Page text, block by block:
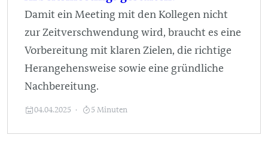
Damit ein Meeting mit den Kollegen nicht
zur Zeitverschwendung wird, braucht es eine
Vorbereitung mit klaren Zielen, die richtige
Herangehensweise sowie eine gründliche
Nachbereitung.
04.04.2025 5 Minuten